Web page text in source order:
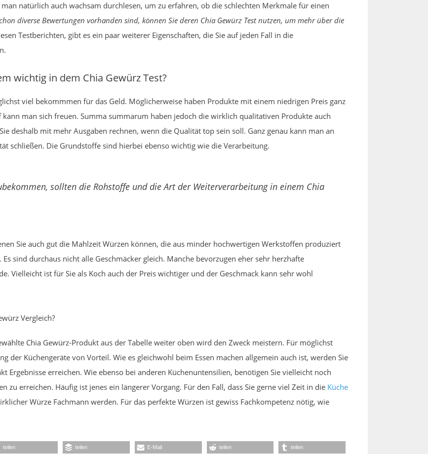
natürlich auch wachsam durchlesen, um zu erfahren, ob die schlechten Merkmale für einen
diverse Bewertungen vorhanden sind, können Sie deren Chia Gewürz Test nutzen, um mehr über die
Testberichten, gibt es ein paar weiterer Eigenschaften, die Sie auf jeden Fall in die
wichtig in dem Chia Gewürz Test?
viel bekommmen für das Geld. Möglicherweise haben Produkte mit einem niedrigen Preis ganz
kann man sich freuen. Summa summarum haben jedoch die wirklich qualitativen Produkte auch
deshalb mit mehr Ausgaben rechnen, wenn die Qualität top sein soll. Ganz genau kann man an
schließen. Die Grundstoffe sind hierbei ebenso wichtig wie die Verarbeitung.
sollten die Rohstoffe und die Art der Weiterverarbeitung in einem Chia
Sie auch gut die Mahlzeit Würzen können, die aus minder hochwertigen Werkstoffen produziert
sind durchaus nicht alle Geschmäcker gleich. Manche bevorzugen eher sehr herzhafte
Vielleicht ist für Sie als Koch auch der Preis wichtiger und der Geschmack kann sehr wohl
Vergleich?
Chia Gewürz-Produkt aus der Tabelle weiter oben wird den Zweck meistern. Für möglichst
der Küchengeräte von Vorteil. Wie es gleichwohl beim Essen machen allgemein auch ist, werden Sie
Ergebnisse erreichen. Wie ebenso bei anderen Küchenuntensilien, benötigen Sie vielleicht noch
zu erreichen. Häufig ist jenes ein längerer Vorgang. Für den Fall, dass Sie gerne viel Zeit in die Küche
Würze Fachmann werden. Für das perfekte Würzen ist gewiss Fachkompetenz nötig, wie
teilen teilen E-Mail teilen teilen